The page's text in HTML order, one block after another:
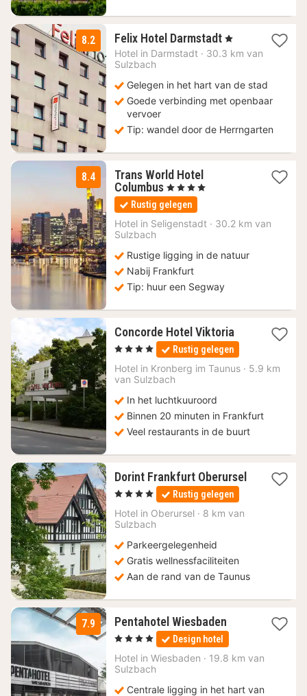
8.2 Felix Hotel Darmstadt 1
nacht
€
, 1 Sterren
Hotel in Darmstadt · 30.3 km van
Sulzbach
Gelegen in het hart van de stad
Goede verbinding met openbaar
vervoer
Tip: wandel door de Herrngarten
8.4
Trans World Hotel
Columbus 2
nachten
vanaf
69
, 4 Sterren
Rustig gelegen
Hotel in Seligenstadt · 30.2 km van
Sulzbach
Rustige ligging in de natuur
Nabij Frankfurt
Tip: huur een Segway
Concorde Hotel Viktoria1
nacht
vanaf
135
, 4 Sterren Rustig gelegen
Hotel in Kronberg im Taunus · 5.9 km
van Sulzbach
In het luchtkuuroord
Binnen 20 minuten in Frankfurt
Veel restaurants in de buurt
Dorint Frankfurt Oberursel
1
nacht
vanaf
111,60
, 4 Sterren Rustig gelegen
Hotel in Oberursel · 8 km van
Sulzbach
Parkeergelegenheid
Gratis wellnessfaciliteiten
Aan de rand van de Taunus
7.9 Pentahotel Wiesbaden1
nacht
vanaf
99
, 4 Sterren Design hotel
Hotel in Wiesbaden · 19.8 km van
Sulzbach
Centrale ligging in het hart van